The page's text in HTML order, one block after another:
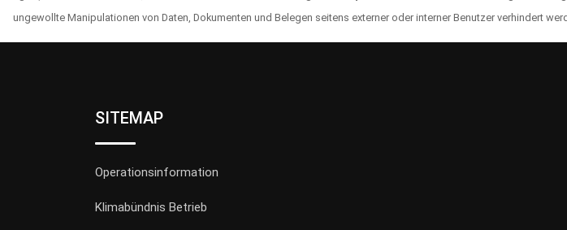
ungewollte Manipulationen von Daten, Dokumenten und Belegen seitens externer oder interner Benutzer verhindert
SITEMAP
Operationsinformation
Klimabündnis Betrieb